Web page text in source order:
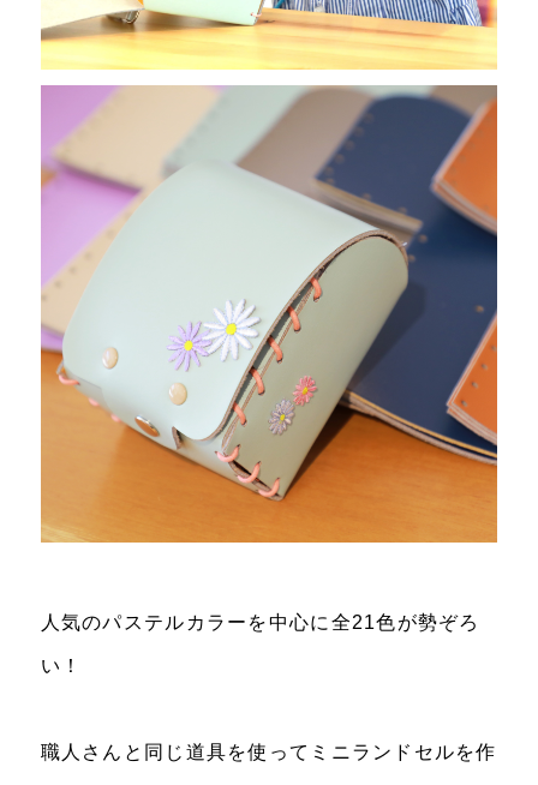
人気のパステルカラーを中心に全21色が勢ぞろ
い！
職人さんと同じ道具を使ってミニランドセルを作